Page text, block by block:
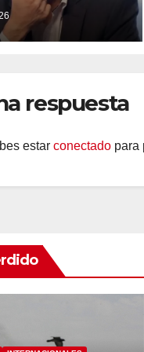
público.
respuesta
estar conectado para